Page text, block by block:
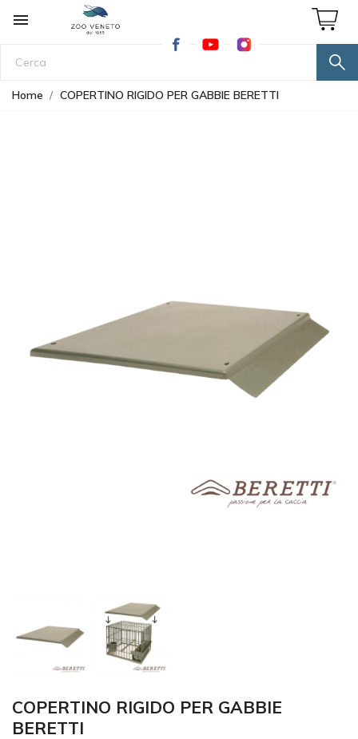

Home COPERTINO RIGIDO PER GABBIE BERETTI
COPERTINO RIGIDO PER GABBIE
BERETTI